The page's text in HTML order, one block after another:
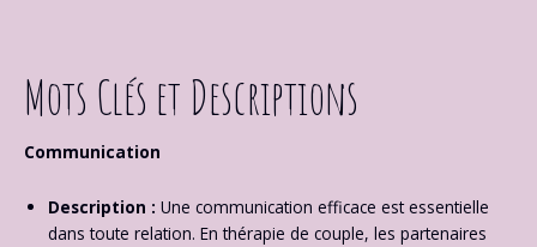
Mots Clés et Descriptions
Communication
Description : Une communication efficace est essentielle
dans toute relation. En thérapie de couple, les partenaires